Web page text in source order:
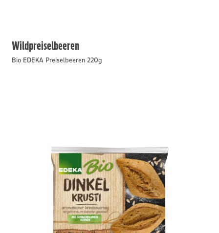
Wildpreiselbeeren
Bio EDEKA Preiselbeeren 220g